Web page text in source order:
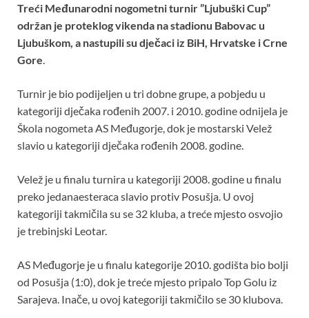
Treći Međunarodni nogometni turnir ”Ljubuški Cup”
održan je proteklog vikenda na stadionu Babovac u
Ljubuškom, a nastupili su dječaci iz BiH, Hrvatske i Crne
Gore
Turnir je bio podijeljen u tri dobne grupe, a pobjedu u
kategoriji dječaka rođenih 2007. i 2010. godine odnijela je
Škola nogometa AS Međugorje, dok je mostarski Velež
slavio u kategoriji dječaka rođenih 2008. godine.
Velež je u finalu turnira u kategoriji 2008. godine u finalu
preko jedanaesteraca slavio protiv Posušja. U ovoj
kategoriji takmičila su se 32 kluba, a treće mjesto osvojio
je trebinjski Leotar.
AS Međugorje je u finalu kategorije 2010. godišta bio bolji
od Posušja (1:0), dok je treće mjesto pripalo Top Golu iz
Sarajeva. Inače, u ovoj kategoriji takmičilo se 30 klubova.